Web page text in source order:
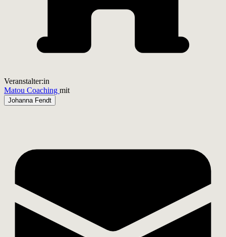
Veranstalter:in
Matou Coaching mit
Johanna Fendt